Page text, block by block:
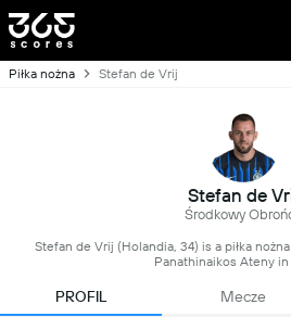
Piłka nożna Stefan de Vrij
Stefan de
Środkowy
Stefan de Vrij (Holandia, 34) is a piłka
Panathinaikos Ateny in
PROFIL Mecze